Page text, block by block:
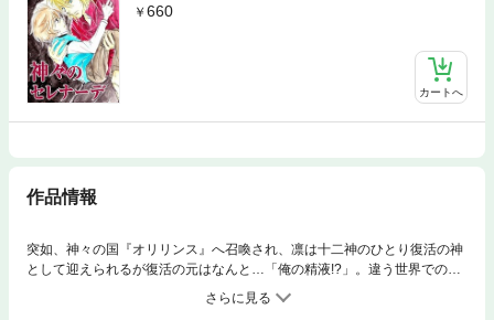
660
カートへ
作品情報
突如、神々の国『オリリンス』へ召喚され、凛は十二神のひとり復活の神
として迎えられるが復活の元はなんと…「俺の精液!?」。違う世界での
日々が始まるも、あたたかい人々にどう接していいかわからない。そこに
は凛のトラウマが関わるけれど、どんなときも戦いの神アレンが気付き助